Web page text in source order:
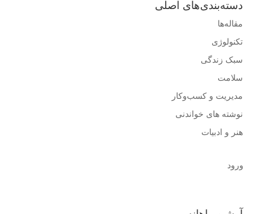
دسته‌بندی‌های اصلی
مقاله‌ها
تکنولوژی
سبک زندگی
سلامت
مدیریت و کسب‌وکار
نوشته های خواندنی
هنر و ادبیات
ورود